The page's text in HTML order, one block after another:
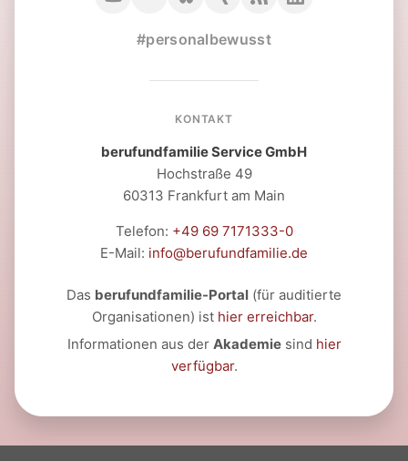
#personalbewusst
KONTAKT
berufundfamilie Service GmbH
Hochstraße 49
60313 Frankfurt am Main
Telefon: +49 69 7171333-0
E-Mail: info@berufundfamilie.de
Das berufundfamilie-Portal (für auditierte
Organisationen) ist hier erreichbar.
Informationen aus der Akademiesind hier
verfügbar.